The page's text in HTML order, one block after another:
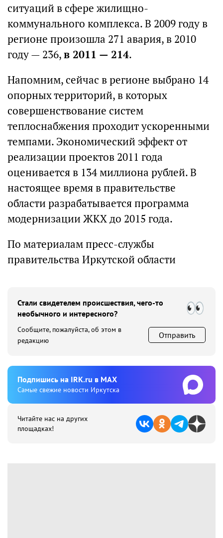
ситуаций в сфере жилищно-
коммунального комплекса. В 2009 году в
регионе произошла 271 авария, в 2010
году — 236,в 2011 — 214.
Напомним, сейчас в регионе выбрано 14
опорных территорий, в которых
совершенствование систем
теплоснабжения проходит ускоренными
темпами. Экономический эффект от
реализации проектов 2011 года
оценивается в 134 миллиона рублей. В
настоящее время в правительстве
области разрабатывается программа
модернизации ЖКХ до 2015 года.
По материалам пресс-службы
правительства Иркутской области
Стали свидетелем происшествия, чего-то
необычного и интересного?
Сообщите, пожалуйста, об этом в
редакцию
Отправить
Подпишиcь на IRK.ru в MAX
Cамые свежие новости Иркутска
Читайте нас на других
площадках!